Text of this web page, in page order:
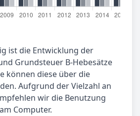
ist die Entwicklung der
Grundsteuer B-Hebesätze
können diese über die
Aufgrund der Vielzahl an
wir die Benutzung
Computer.